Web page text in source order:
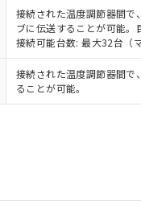
接続された温度調節器間で
ブに伝送することが可能
接続可能台数: 最大32台（
接続された温度調節器間で
ることが可能。